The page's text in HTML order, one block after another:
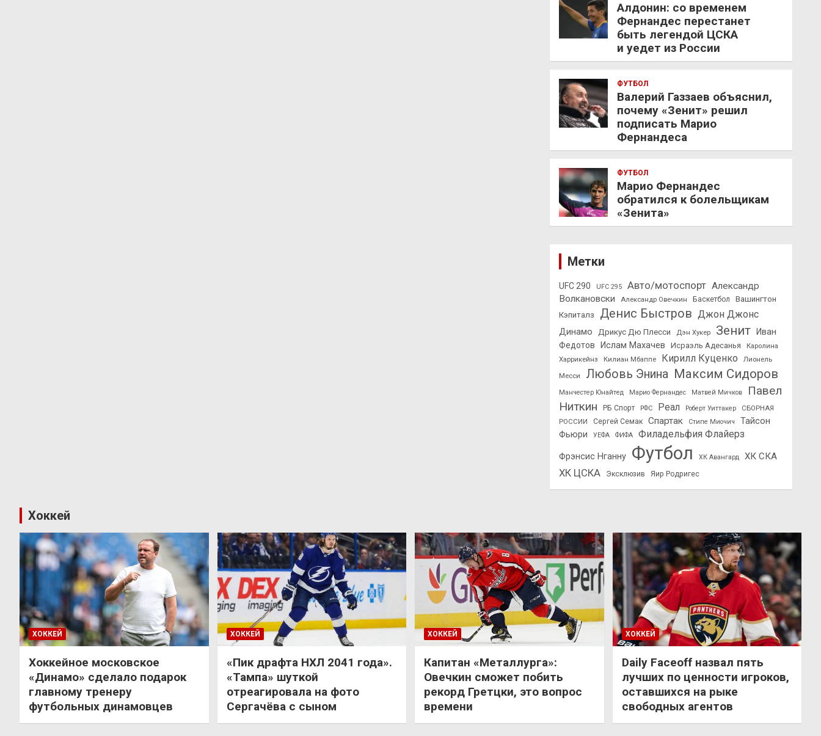
Алдонин: со временем
Фернандес перестанет
быть легендой ЦСКА
и уедет из России
ФУТБОЛ
Валерий Газзаев объяснил,
почему «Зенит» решил
подписать Марио
Фернандеса
ФУТБОЛ
Марио Фернандес
обратился к болельщикам
«Зенита»
Метки
UFC 290 UFC 295 Авто/мотоспорт Александр
Волкановски
Александр Овечкин Баскетбол
Вашингтон
Кэпиталз
Денис Быстров Джон Джонс
Динамо Дрикус Дю Плесси Дэн Хукер Зенит
Иван
Федотов
Ислам Махачев Исраэль Адесанья
Каролина
Харрикейнз
Килиан Мбаппе Кирилл Куценко
Лионель
Месси
Любовь Энина Максим Сидоров
Манчестер Юнайтед Марио Фернандес Матвей Мичков
Павел
Ниткин
РБ Спорт РФС Реал Роберт Уиттакер
СБОРНАЯ
РОССИИ
Сергей Семак Спартак Стипе Миочич
Тайсон
Фьюри
УЕФА ФИФА Филадельфия Флайерз
Фрэнсис Нганну Футбол ХК Авангард ХК СКА
ХК ЦСКА Эксклюзив Яир Родригес
Хоккей
ХОККЕЙ
Хоккейное московское
«Динамо» сделало подарок
главному тренеру
футбольных динамовцев
ХОККЕЙ
«Пик драфта НХЛ 2041 года».
«Тампа» шуткой
отреагировала на фото
Сергачёва с сыном
ХОККЕЙ
Капитан «Металлурга»:
Овечкин сможет побить
рекорд Гретцки, это вопрос
времени
ХОККЕЙ
Daily Faceoff назвал пять
лучших по ценности игроков,
оставшихся на рыке
свободных агентов